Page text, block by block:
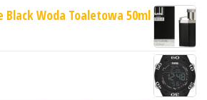
Black Woda Toaletowa 50ml